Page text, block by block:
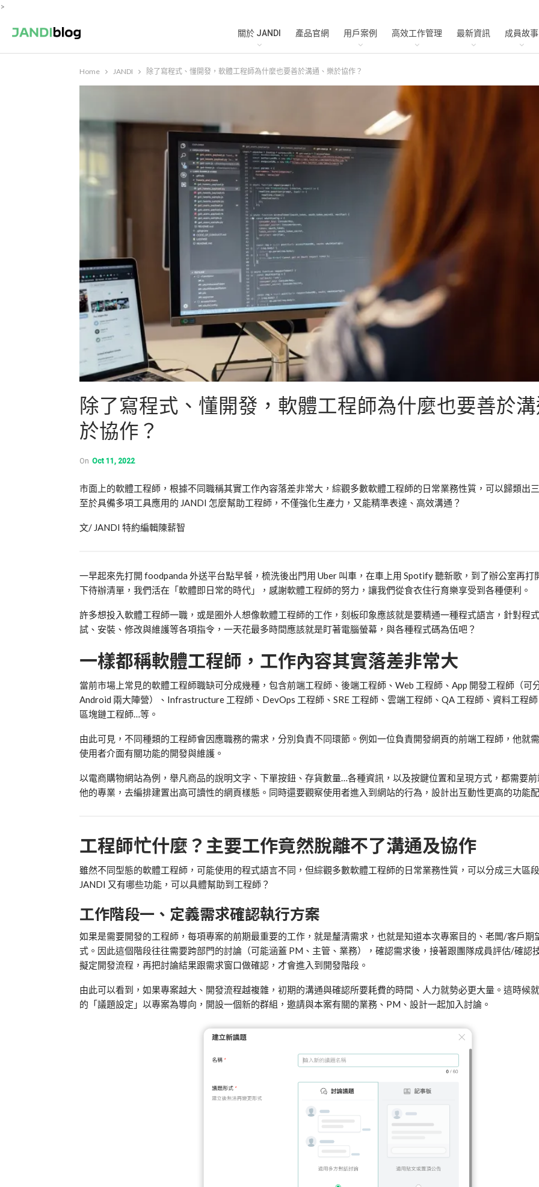
>
關於 JANDI 產品官網 用戶案例 高效工作管理 最新資訊 成員故事
Home JANDI 除了寫程式、懂開發，軟體工程師為什麼也要善於溝通、樂於協作？
除了寫程式、懂開發，軟體工程師為什麼也要善於
於協作？
On Oct 11, 2022
市面上的軟體工程師，根據不同職稱其實工作內容落差非常大，綜觀多數軟體工程師的日常業務性質，可以歸類出
至於具備多項工具應用的 JANDI 怎麼幫助工程師，不僅強化生產力，又能精準表達、高效溝通？
文/ JANDI 特約編輯陳薪智
一早起來先打開 foodpanda 外送平台點早餐，梳洗後出門用 Uber 叫車，在車上用 Spotify聽新歌，到了辦公室再打
下待辦清單，我們活在「軟體即日常的時代」，感謝軟體工程師的努力，讓我們從食衣住行育樂享受到各種便利。
許多想投入軟體工程師一職，或是圈外人想像軟體工程師的工作，刻板印象應該就是要精通一種程式語言，針對程
試、安裝、修改與維護等各項指令，一天花最多時間應該就是盯著電腦螢幕，與各種程式碼為伍吧？
一樣都稱軟體工程師，工作內容其實落差非常大
當前市場上常見的軟體工程師職缺可分成幾種，包含前端工程師、後端工程師、 Web 工程師、 App 開發工程師（可
Android 兩大陣營）、 Infrastructure 工程師、 DevOps 工程師、 SRE 工程師、雲端工程師、 QA 工程師、資料工程師
區塊鏈工程師…等。
由此可見，不同種類的工程師會因應職務的需求，分別負責不同環節。例如一位負責開發網頁的前端工程師，他就
使用者介面有關功能的開發與維護。
以電商購物網站為例，舉凡商品的說明文字、下單按鈕、存貨數量…各種資訊，以及按鍵位置和呈現方式，都需要
他的專業，去編排建置出高可讀性的網頁樣態。同時還要觀察使用者進入到網站的行為，設計出互動性更高的功能配
工程師忙什麼？主要工作竟然脫離不了溝通及協作
雖然不同型態的軟體工程師，可能使用的程式語言不同，但綜觀多數軟體工程師的日常業務性質，可以分成三大區
JANDI 又有哪些功能，可以具體幫助到工程師？
工作階段一、定義需求確認執行方案
如果是需要開發的工程師，每項專案的前期最重要的工作，就是釐清需求，也就是知道本次專案目的、老闆/客戶期
式。因此這個階段往往需要跨部門的討論（可能涵蓋 PM 、主管、業務），確認需求後，接著跟團隊成員評估/確認
擬定開發流程，再把討論結果跟需求窗口做確認，才會進入到開發階段。
由此可以看到，如果專案越大、開發流程越複雜，初期的溝通與確認所要耗費的時間、人力就勢必更大量。這時候
的「議題設定」以專案為導向，開設一個新的群組，邀請與本案有關的業務、 PM 、設計一起加入討論。